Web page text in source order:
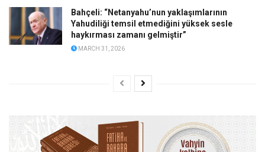
Bahçeli: “Netanyahu’nun yaklaşımlarının
Yahudiliği temsil etmediğini yüksek sesle
haykırması zamanı gelmiştir”
MARCH 31, 2026